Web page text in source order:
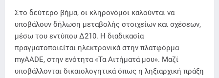
Στο δεύτερο βήμα, οι κληρονόμοι καλούνται να
υποβάλουν δήλωση μεταβολής στοιχείων και σχέσεων,
μέσω του εντύπου Δ210. Η διαδικασία
πραγματοποιείται ηλεκτρονικά στην πλατφόρμα
myAADE, στην ενότητα «Τα Αιτήματά μου». Μαζί
υποβάλλονται δικαιολογητικά όπως η ληξιαρχική πράξη